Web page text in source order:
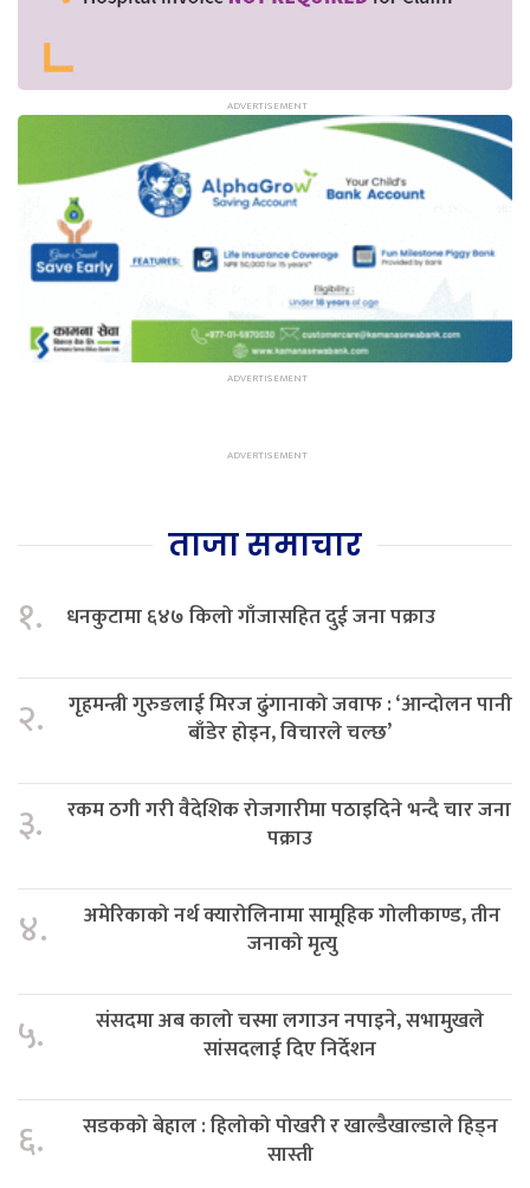
ताजा समाचार
१. धनकुटामा ६४७ किलो गाँजासहित दुई जना पक्राउ
२.
गृहमन्त्री गुरुङलाई मिरज ढुंगानाको जवाफ : ‘आन्दोलन पानी
बाँडेर होइन, विचारले चल्छ’
३.
रकम ठगी गरी वैदेशिक रोजगारीमा पठाइदिने भन्दै चार जना
पक्राउ
४.
अमेरिकाको नर्थ क्यारोलिनामा सामूहिक गोलीकाण्ड, तीन
जनाको मृत्यु
५.
संसदमा अब कालो चस्मा लगाउन नपाइने, सभामुखले
सांसदलाई दिए निर्देशन
६.
सडकको बेहाल : हिलोको पोखरी र खाल्डैखाल्डाले हिड्न
सास्ती